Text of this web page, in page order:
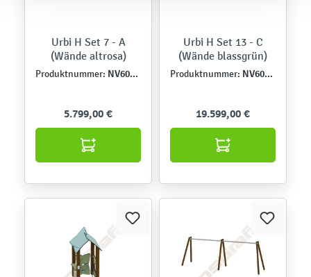
Urbi H Set 7 - A
(Wände altrosa)
Produktnummer: NV60007EPZ-A
5.799,00 €
Urbi H Set 13 - C
(Wände blassgrün)
Produktnummer: NV60013EPZ-C
19.599,00 €